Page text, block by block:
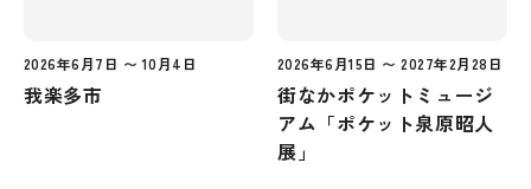
2026年6月7日 〜 10月4日
我楽多市
2026年6月15日 〜 2027年2月28日
街なかポケットミュージ
アム「ポケット泉原昭人
展」